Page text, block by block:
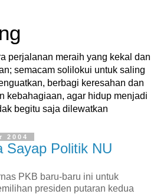
perjalanan meraih yang kekal dan
semacam solilokui untuk saling
berbagi keresahan dan
kebahagiaan, agar hidup menjadi
begitu saja dilewatkan
2004
Sayap Politik NU
PKB baru-baru ini untuk
presiden putaran kedua